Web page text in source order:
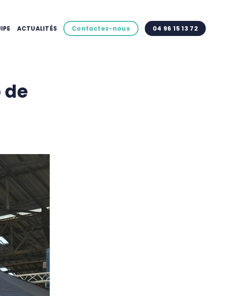
ACTUALITÉS Contactez-nous 04 96 15 13 72
de